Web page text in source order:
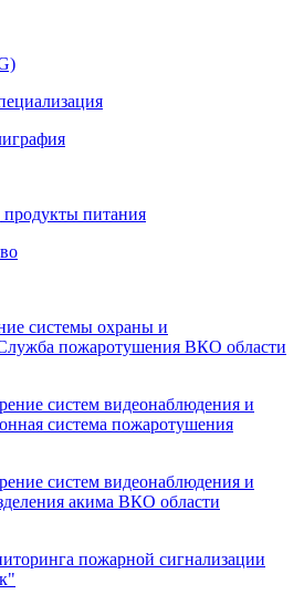
питания
системы охраны и
пожаротушения ВКО области
систем видеонаблюдения и
система пожаротушения
систем видеонаблюдения и
акима ВКО области
пожарной сигнализации